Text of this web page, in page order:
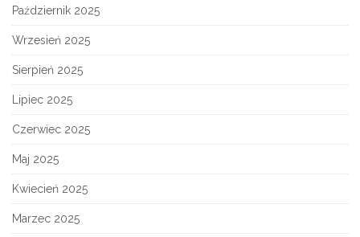
Październik 2025
Wrzesień 2025
Sierpień 2025
Lipiec 2025
Czerwiec 2025
Maj 2025
Kwiecień 2025
Marzec 2025